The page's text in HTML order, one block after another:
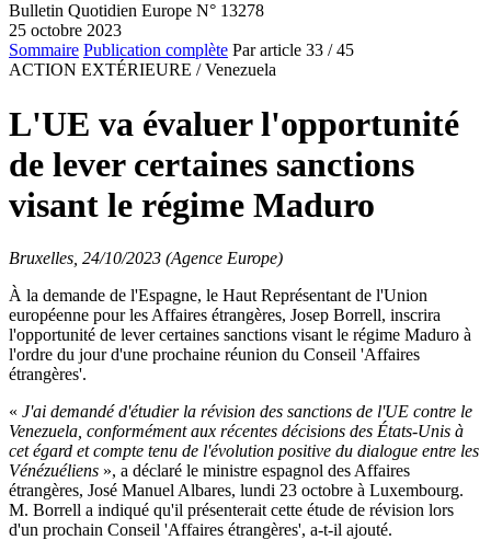
Bulletin Quotidien Europe N° 13278
25 octobre 2023
Sommaire Publication complète Par article 33 / 45
ACTION EXTÉRIEURE / Venezuela
L'UE va évaluer l'opportunité
de lever certaines sanctions
visant le régime Maduro
Bruxelles, 24/10/2023 (Agence Europe)
À la demande de l'Espagne, le Haut Représentant de l'Union
européenne pour les Affaires étrangères, Josep Borrell, inscrira
l'opportunité de lever certaines sanctions visant le régime Maduro à
l'ordre du jour d'une prochaine réunion du Conseil 'Affaires
étrangères'.
« J'ai demandé d'étudier la révision des sanctions de l'UE contre le
Venezuela, conformément aux récentes décisions des États-Unis à
cet égard et compte tenu de l'évolution positive du dialogue entre les
Vénézuéliens », a déclaré le ministre espagnol des Affaires
étrangères, José Manuel Albares, lundi 23 octobre à Luxembourg.
M. Borrell a indiqué qu'il présenterait cette étude de révision lors
d'un prochain Conseil 'Affaires étrangères', a-t-il ajouté.